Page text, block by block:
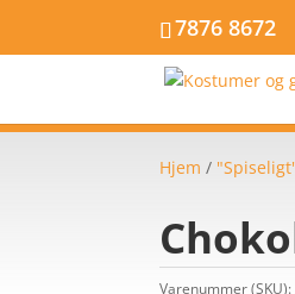
7876 8672
Hjem /
Varenummer (SKU):